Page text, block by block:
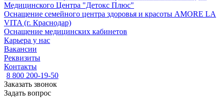
Медицинского Центра "Детокс Плюс"
Оснащение семейного центра здоровья и красоты AMORE LA
VITA (г. Краснодар)
Оснащение медицинских кабинетов
Карьера у нас
Вакансии
Реквизиты
Контакты
8 800 200-19-50
Заказать звонок
Задать вопрос